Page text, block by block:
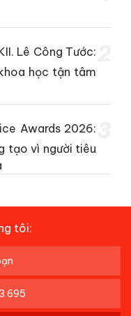
Lê Công Tước:
học tận tâm
Awards 2026:
tạo vì người tiêu
tôi:
695